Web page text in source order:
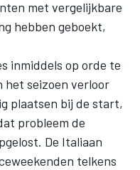
met vergelijkbare
hebben geboekt,
inmiddels op orde te
het seizoen verloor
plaatsen bij de start,
probleem de
De Italiaan
telkens